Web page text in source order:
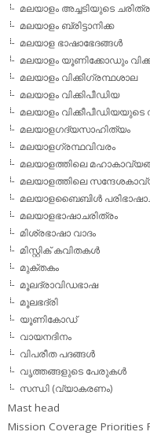
മലയാളം അച്ചടിയുടെ
മലയാളം ബ്രിട്ടാനിക്ക
മലയാള ഭാഷാഭേദങ്ങള്‍
മലയാളം യൂണിക്കോഡും
മലയാളം വിക്കിഗ്രന്ഥശാല
മലയാളം വിക്കിപീഡിയ
മലയാളം
മലയാളഗദ്യസാഹിത്യം
മലയാളഗ്രന്ഥവിവരം
മലയാളത്തിലെ
മലയാളത്തിലെ
മലയാളബൈബിള്‍
മലയാളഭാഷാചരിത്രം
മിശ്രഭാഷാ വാദം
മിസ്റ്റിക് കവിതകള്‍
മുക്തകം
മൂലദ്രാവിഡഭാഷ
മൂലഭദ്രി
യൂണികോഡ്
വായനദിനം
വിപരീത പദങ്ങള്‍
വൃത്തങ്ങളുടെ പേരുകള്‍
സന്ധി (വ്യാകരണം)
Mast head
Mission Coverage Priorities